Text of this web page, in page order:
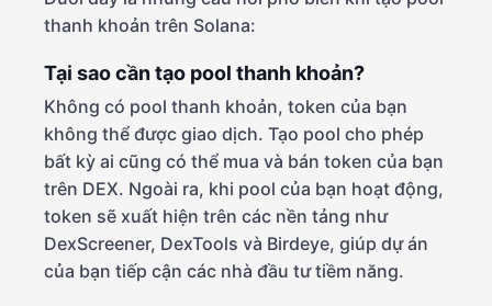
thanh khoản trên Solana:
Tại sao cần tạo pool thanh khoản?
Không có pool thanh khoản, token của bạn
không thể được giao dịch. Tạo pool cho phép
bất kỳ ai cũng có thể mua và bán token của bạn
trên DEX. Ngoài ra, khi pool của bạn hoạt động,
token sẽ xuất hiện trên các nền tảng như
DexScreener, DexTools và Birdeye, giúp dự án
của bạn tiếp cận các nhà đầu tư tiềm năng.